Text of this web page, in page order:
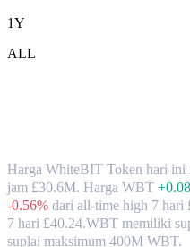
1Y
ALL
Harga WhiteBIT Token hari ini
jam £30.6M. Harga WBT
-0.56% dari all-time high 7 hari
7 hari £40.24.WBT memiliki
suplai maksimum 400M WBT.